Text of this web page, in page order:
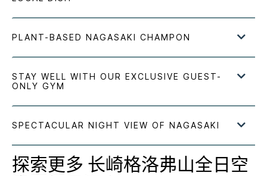
探索更多 长崎格洛弗山全日空